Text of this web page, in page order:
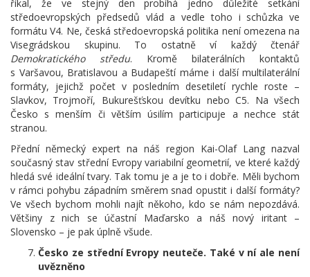
říkal, že ve stejný den probíhá jedno důležité setkání
středoevropských předsedů vlád a vedle toho i schůzka ve
formátu V4. Ne, česká středoevropská politika není omezena na
Visegrádskou skupinu. To ostatně ví každý čtenář
Demokratického středu. Kromě bilaterálních kontaktů
s Varšavou, Bratislavou a Budapeští máme i další multilaterální
formáty, jejichž počet v posledním desetiletí rychle roste –
Slavkov, Trojmoří, Bukurešťskou devítku nebo C5. Na všech
Česko s menším či větším úsilím participuje a nechce stát
stranou.
Přední německý expert na náš region Kai-Olaf Lang nazval
současný stav střední Evropy variabilní geometrií, ve které každý
hledá své ideální tvary. Tak tomu je a je to i dobře. Měli bychom
v rámci pohybu západním směrem snad opustit i další formáty?
Ve všech bychom mohli najít někoho, kdo se nám nepozdává.
Většiny z nich se účastní Maďarsko a náš nový iritant –
Slovensko – je pak úplně všude.
Česko ze střední Evropy neuteče. Také v ní ale není
uvězněno